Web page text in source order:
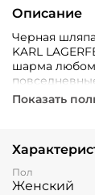
Описание
Черная
KARL
шарма
Показать
Пол
Женский